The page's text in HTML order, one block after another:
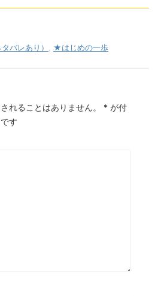
バレあり） ★はじめの一歩
れることはありません。 * が付
す